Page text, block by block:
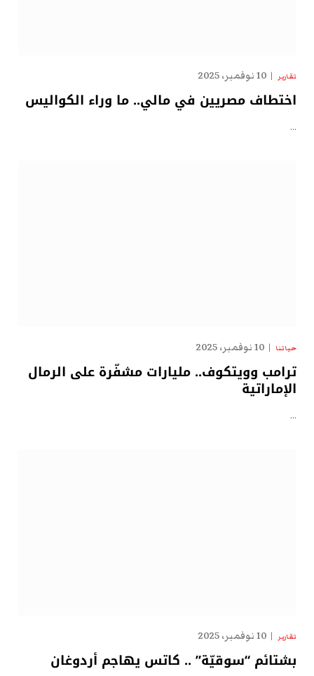
تقارير 10 نوفمبر، 2025
اختطاف مصريين في مالي.. ما وراء الكواليس
…
حياتنا 10 نوفمبر، 2025
ترامب وويتكوف.. مليارات مشفّرة على الرمال
الإماراتية
…
تقارير 10 نوفمبر، 2025
بشتائم “سوقيّة” .. كاتس يهاجم أردوغان